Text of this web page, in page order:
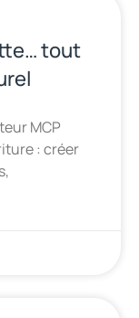
tout
MCP
: créer